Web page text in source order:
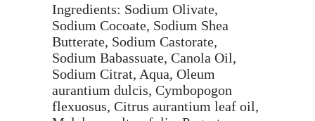
Ingredients: Sodium Olivate,
Sodium Cocoate, Sodium Shea
Butterate, Sodium Castorate,
Sodium Babassuate, Canola Oil,
Sodium Citrat, Aqua, Oleum
aurantium dulcis, Cymbopogon
flexuosus, Citrus aurantium leaf oil,